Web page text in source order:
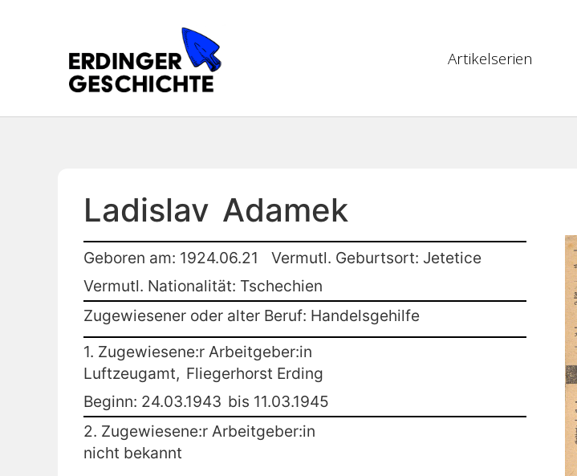
Artikelserien
Ladislav Adamek
Geboren am: 1924.06.21
Vermutl. Geburtsort: Jetetice
Vermutl. Nationalität: Tschechien
Zugewiesener oder alter Beruf: Handelsgehilfe
1. Zugewiesene:r Arbeitgeber:in
Luftzeugamt, Fliegerhorst Erding
Beginn: 24.03.1943 bis 11.03.1945
2. Zugewiesene:r Arbeitgeber:in
nicht bekannt